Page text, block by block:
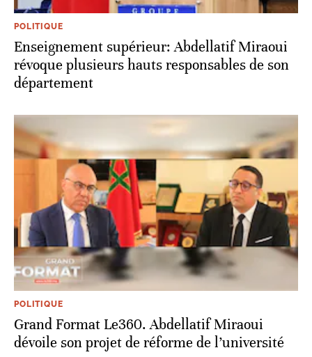
POLITIQUE
Enseignement supérieur: Abdellatif Miraoui
révoque plusieurs hauts responsables de son
département
POLITIQUE
Grand Format Le360. Abdellatif Miraoui
dévoile son projet de réforme de l’université